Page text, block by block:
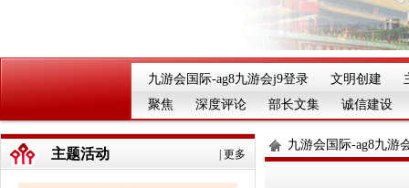
九游会国际-ag8九游会j9登录 文明创建
聚焦
深度评论 部长文集 诚信建设
更多
主题活动
九游会国际-ag8九游